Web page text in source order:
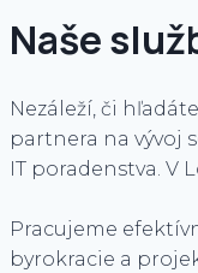
Naše
Nezáleží, či
partnera na vývoj
IT poradenstva. V
Pracujeme
byrokracie a